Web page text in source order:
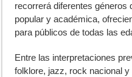
recorrerá diferentes géneros
popular y académica,
para públicos de todas las
Entre las interpretaciones
folklore, jazz, rock nacional